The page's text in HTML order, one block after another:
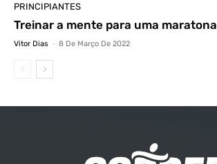
PRINCIPIANTES
Treinar a mente para uma maratona
Vitor Dias - 8 De Março De 2022